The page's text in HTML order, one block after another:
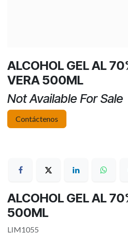
ALCOHOL GEL AL
VERA 500ML
Not Available For Sale
Contáctenos
ALCOHOL GEL AL
500ML
LIM1055